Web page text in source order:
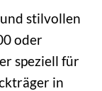
stilvollen
oder
speziell für
in